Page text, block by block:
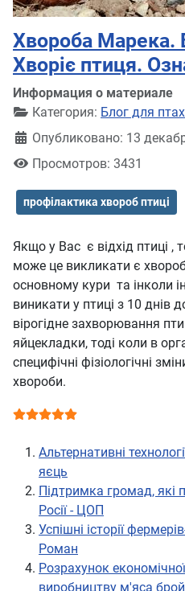
Хвороба Марека.
Хворіє птиця.
Информация о материале
Категория: Блог для
Опубликовано: 13
Просмотров: 3431
профілактика хвороб птиці
Якщо у Вас є відхід птиці ,
може це викликати є
основному кури та інколи
виникати у птиці з 10 днів
вірогідне захворювання
яйцекладки, тоді коли в
специфічні фізіологічні
хвороби.
Рейтинг:5/
Альтернативні
яєць
Підтримка громад, які
Росії - ЦОП
Успішні історії
Роман
Розрахунок
виробництву м'яса